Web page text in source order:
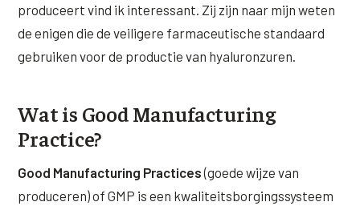
Decolleté
Handen
Hyperpigmentatie
Kaalheid en haarverlies
HUID & AANVULLEND
Epionce huidverzorging
Plexr Soft Surgery
PRP-behandeling
RRS HA Eyes
produceert vind ik interessant. Zij zijn naar mijn weten
de enigen die de veiligere farmaceutische standaard
gebruiken voor de productie van hyaluronzuren.
Wat is Good Manufacturing
Practice?
Good Manufacturing Practices(goede wijze van
produceren) of GMP is een kwaliteitsborgingssysteem